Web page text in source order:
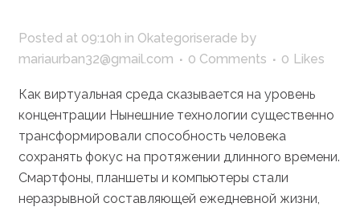
Posted at 09:10h in Okategoriserade by
mariaurban32@gmail.com
0 Comments 0 Likes
Как виртуальная среда сказывается на уровень
концентрации Нынешние технологии существенно
трансформировали способность человека
сохранять фокус на протяжении длинного времени.
Смартфоны, планшеты и компьютеры стали
неразрывной составляющей ежедневной жизни,